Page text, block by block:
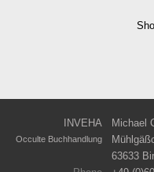
INVEHA Michael
Occulte Buchhandlung
63633